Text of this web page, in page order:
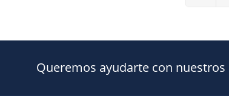
Queremos ayudarte con